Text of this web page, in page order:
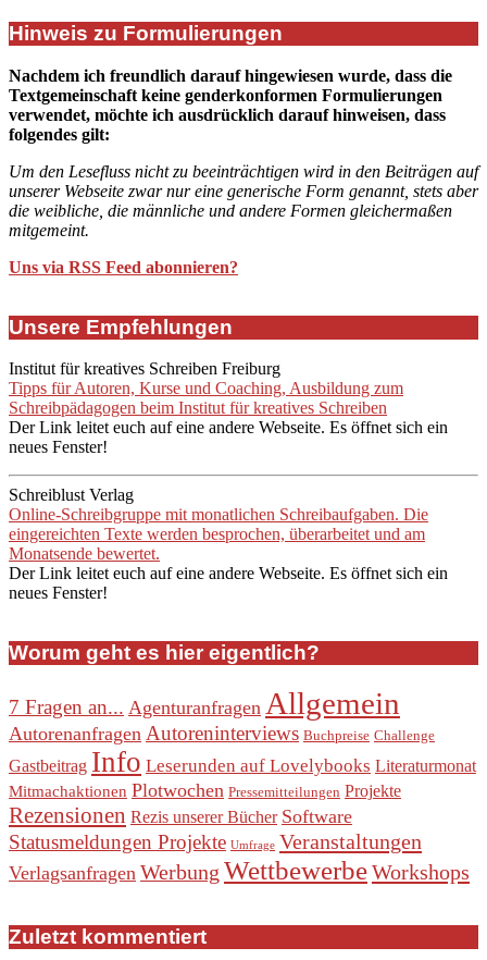
Hinweis zu Formulierungen
Nachdem ich freundlich darauf hingewiesen wurde, dass die
Textgemeinschaft keine genderkonformen Formulierungen
verwendet, möchte ich ausdrücklich darauf hinweisen, dass
folgendes gilt:
Um den Lesefluss nicht zu beeinträchtigen wird in den Beiträgen auf
unserer Webseite zwar nur eine generische Form genannt, stets aber
die weibliche, die männliche und andere Formen gleichermaßen
mitgemeint.
Uns via RSS Feed abonnieren?
Unsere Empfehlungen
Institut für kreatives Schreiben Freiburg
Tipps für Autoren, Kurse und Coaching, Ausbildung zum
Schreibpädagogen beim Institut für kreatives Schreiben
Der Link leitet euch auf eine andere Webseite. Es öffnet sich ein
neues Fenster!
Schreiblust Verlag
Online-Schreibgruppe mit monatlichen Schreibaufgaben. Die
eingereichten Texte werden besprochen, überarbeitet und am
Monatsende bewertet.
Der Link leitet euch auf eine andere Webseite. Es öffnet sich ein
neues Fenster!
Worum geht es hier eigentlich?
7 Fragen an... Agenturanfragen Allgemein
Autorenanfragen Autoreninterviews Buchpreise Challenge
Gastbeitrag Info Leserunden auf Lovelybooks Literaturmonat
Mitmachaktionen Plotwochen Pressemitteilungen Projekte
Rezensionen Rezis unserer Bücher Software
Statusmeldungen Projekte Umfrage Veranstaltungen
Verlagsanfragen Werbung WettbewerbeWorkshops
Zuletzt kommentiert